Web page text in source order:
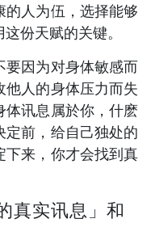
人为伍，选择能够
份天赋的关键。
要因为对身体敏感而
人的身体压力而失
体讯息属於你，什麽
定前，给自己独处的
下来，你才会找到真
真实讯息」和